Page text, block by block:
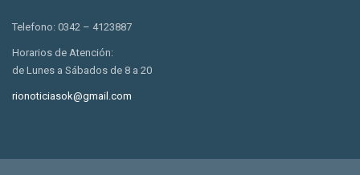
Telefono: 0342 – 4123887
Horarios de Atención:
de Lunes a Sábados de 8 a 20
rionoticiasok@gmail.com